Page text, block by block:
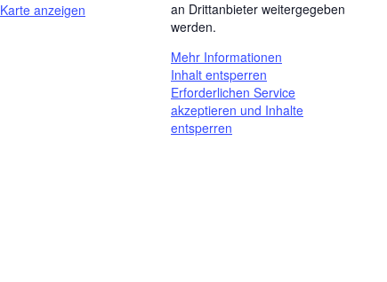
Karte anzeigen
an Drittanbieter weitergegeben
werden.
Mehr Informationen
Inhalt entsperren
Erforderlichen Service
akzeptieren und Inhalte
entsperren